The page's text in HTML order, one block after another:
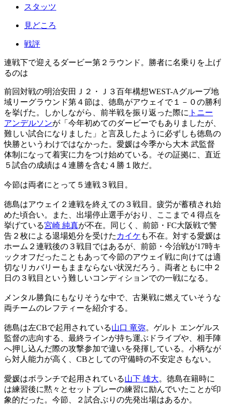
スタッツ
見どころ
戦評
連戦下で迎えるダービー第２ラウンド。勝者に名乗りを上げ
るのは
前回対戦の明治安田Ｊ２・Ｊ３百年構想WEST-Aグループ地
域リーグラウンド第４節は、徳島がアウェイで１－０の勝利
を挙げた。しかしながら、前半戦を振り返った際に トニー
アンデルソンが「今年初めてのダービーでもありましたが、
難しい試合になりました」と言及したように必ずしも徳島の
快勝というわけではなかった。愛媛は今季から大木 武監督
体制になって着実に力をつけ始めている。その証拠に、直近
５試合の成績は４連勝を含む４勝１敗だ。
今節は両者にとって５連戦３戦目。
徳島はアウェイ２連戦を終えての３戦目。疲労が蓄積され始
めた頃合い。また、出場停止選手がおり、ここまで４得点を
挙げている宮崎 純真が不在。同じく、前節・FC大阪戦で警
告２枚による退場処分を受けた カイケ も不在。対する愛媛は
ホーム２連戦後の３戦目ではあるが、前節・今治戦が17時キ
ックオフだったこともあって今節のアウェイ戦に向けては適
切なリカバリーもままならない状況だろう。両者ともに中２
日の３戦目という難しいコンディションでの一戦になる。
メンタル勝負にもなりそうな中で、古巣戦に燃えていそうな
両チームのレフティーを紹介する。
徳島は左CBで起用されている山口 竜弥。ゲルト エンゲルス
監督の志向する、最終ラインが持ち運ぶドライブや、相手陣
へ押し込んだ際の攻撃参加で違いを発揮している。小柄なが
ら対人能力が高く、CBとしての守備時の不安定さもない。
愛媛はボランチで起用されている山下 雄大。徳島在籍時に
は練習後に黙々とセットプレーの練習に励んでいたことが印
象的だった。今節、２試合ぶりの先発出場はあるか。